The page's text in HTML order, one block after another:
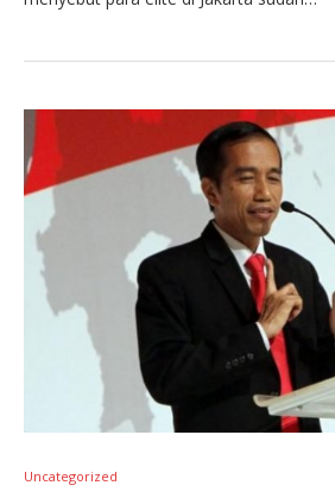
Uncategorized